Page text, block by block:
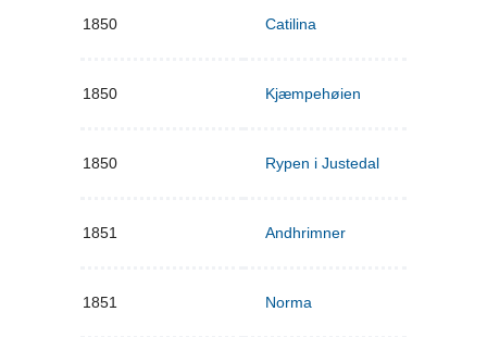
1850 Catilina
1850 Kjæmpehøien
1850 Rypen i Justedal
1851 Andhrimner
1851 Norma